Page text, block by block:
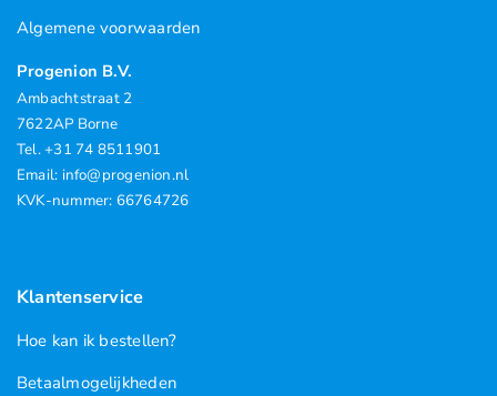
Algemene voorwaarden
Progenion B.V.
Ambachtstraat 2
7622AP Borne
Tel. +31 74 8511901
Email: info@progenion.nl
KVK-nummer: 66764726
Klantenservice
Hoe kan ik bestellen?
Betaalmogelijkheden